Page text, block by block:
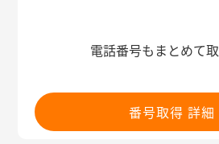
電話番号もまとめて
番号取得 詳細